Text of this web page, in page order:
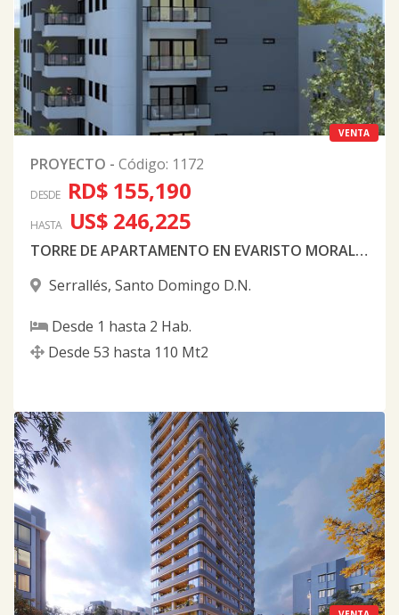
VENTA
PROYECTO - Código: 1172
DESDE RD$ 155,190
HASTA US$ 246,225
TORRE DE APARTAMENTO EN EVARISTO MORALES
Serrallés, Santo Domingo D.N.
Desde 1 hasta 2 Hab.
Desde 53 hasta 110 Mt2